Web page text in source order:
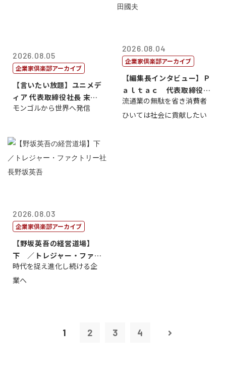
2026.08.05
企業家倶楽部アーカイブ
【言いたい放題】ユニメデ
ィア 代表取締役社長 末田
真
モンゴルから世界へ発信
2026.08.04
企業家倶楽部アーカイブ
【編集長インタビュー】Ｐ
ａｌｔａｃ 代表取締役会
長三木田國夫
流通業の無駄を省き消費者
ひいては社会に貢献したい
2026.08.03
企業家倶楽部アーカイブ
【野坂英吾の経営道場】
下 ／トレジャー・ファク
トリー社長野坂...
時代を捉え進化し続ける企
業へ
1 2 3 4